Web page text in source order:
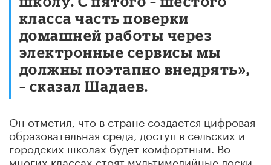
класса часть поверки
домашней работы через
электронные сервисы мы
должны поэтапно внедрять»,
– сказал Шадаев.
Он отметил, что в стране создается цифровая
образовательная среда, доступ в сельских и
городских школах будет комфортным. Во
многих классах стоят мультимедийные доски,